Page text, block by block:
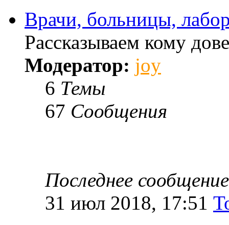
Врачи, больницы,
Рассказываем кому
Модератор: joy
6 Темы
67 Сообщения
Последнее сообщение
31 июл 2018, 17:51